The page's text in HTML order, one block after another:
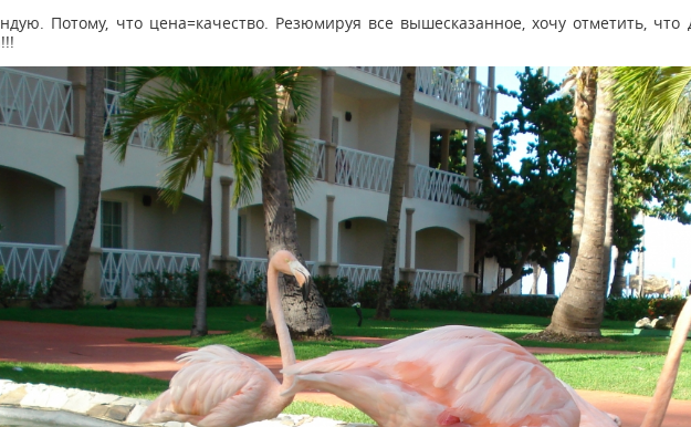
Потому, что цена=качество. Резюмируя все вышесказанное, хочу отметить,